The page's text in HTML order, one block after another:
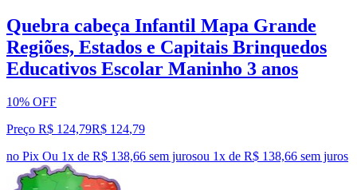
Quebra cabeça Infantil Mapa Grande
Regiões, Estados e Capitais Brinquedos
Educativos Escolar Maninho 3 anos
10% OFF
Preço R$ 124,79R$ 124,79
no Pix Ou 1x de R$ 138,66 sem jurosou 1x de R$ 138,66 sem juros